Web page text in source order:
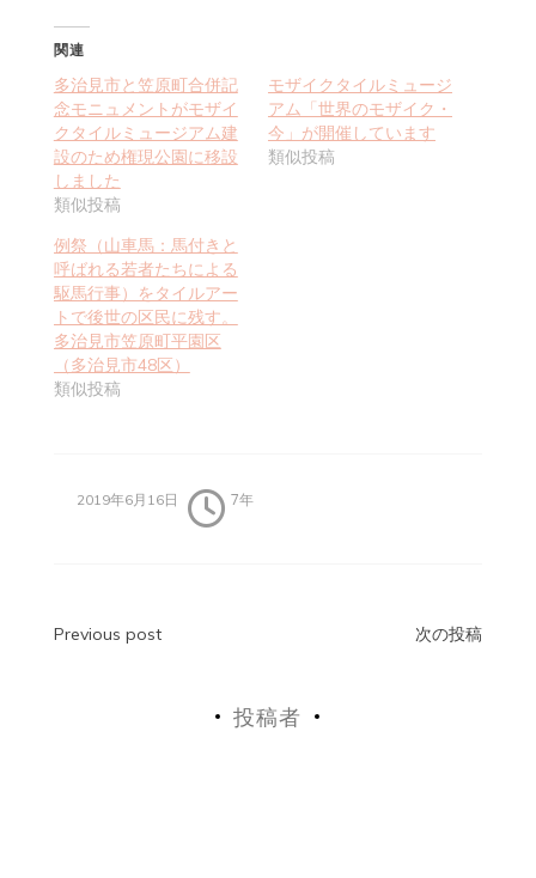
関連
多治見市と笠原町合併記
念モニュメントがモザイ
クタイルミュージアム建
設のため権現公園に移設
しました
類似投稿
モザイクタイルミュージ
アム「世界のモザイク・
今」が開催しています
類似投稿
例祭（山車馬：馬付きと
呼ばれる若者たちによる
駆馬行事）をタイルアー
トで後世の区民に残す。
多治見市笠原町平園区
（多治見市48区）
類似投稿
2019年6月16日 7年
投
Previous post 次の投稿
投稿者